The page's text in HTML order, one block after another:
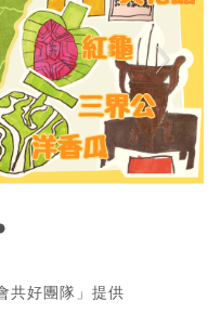
共好團隊」提供